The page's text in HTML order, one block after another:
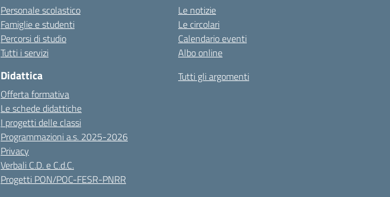
Personale scolastico
Famiglie e studenti
Percorsi di studio
Tutti i servizi
Didattica
Offerta formativa
Le schede didattiche
I progetti delle classi
Programmazioni a.s. 2025-2026
Privacy
Verbali C.D. e C.d.C.
Progetti PON/POC-FESR-PNRR
Le notizie
Le circolari
Calendario eventi
Albo online
Tutti gli argomenti